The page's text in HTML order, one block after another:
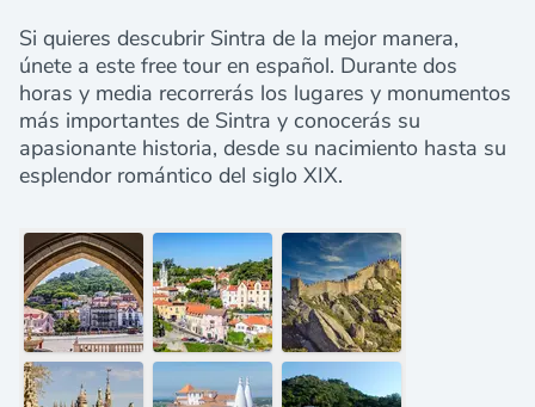
Si quieres descubrir Sintra de la mejor manera,
únete a este free tour en español. Durante dos
horas y media recorrerás los lugares y monumentos
más importantes de Sintra y conocerás su
apasionante historia, desde su nacimiento hasta su
esplendor romántico del siglo XIX.